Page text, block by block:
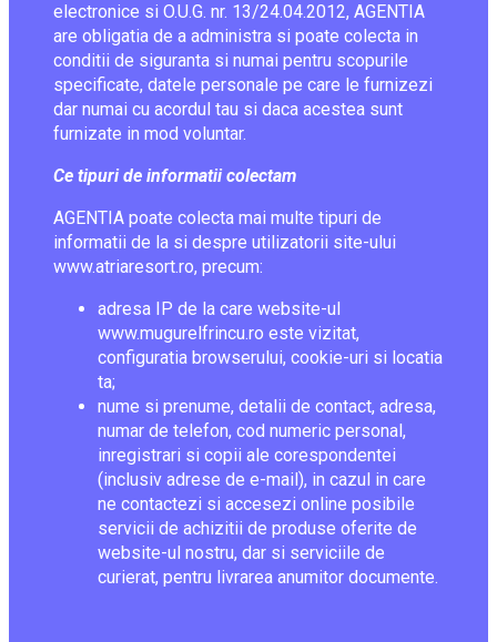
electronice si O.U.G. nr. 13/24.04.2012, AGENTIA
are obligatia de a administra si poate colecta in
conditii de siguranta si numai pentru scopurile
specificate, datele personale pe care le furnizezi
dar numai cu acordul tau si daca acestea sunt
furnizate in mod voluntar.
Ce tipuri de informatii colectam
AGENTIA poate colecta mai multe tipuri de
informatii de la si despre utilizatorii site-ului
www.atriaresort.ro, precum:
adresa IP de la care website-ul
www.mugurelfrincu.ro este vizitat,
configuratia browserului, cookie-uri si locatia
ta;
nume si prenume, detalii de contact, adresa,
numar de telefon, cod numeric personal,
inregistrari si copii ale corespondentei
(inclusiv adrese de e-mail), in cazul in care
ne contactezi si accesezi online posibile
servicii de achizitii de produse oferite de
website-ul nostru, dar si serviciile de
curierat, pentru livrarea anumitor documente.